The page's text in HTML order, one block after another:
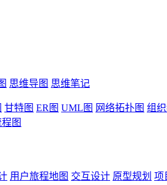
思维导图 思维笔记
甘特图 ER图 UML图 网络拓扑图 组
图
用户旅程地图 交互设计 原型规划 项